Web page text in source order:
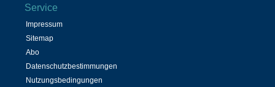
Service
Impressum
Sitemap
Abo
Datenschutzbestimmungen
Nutzungsbedingungen